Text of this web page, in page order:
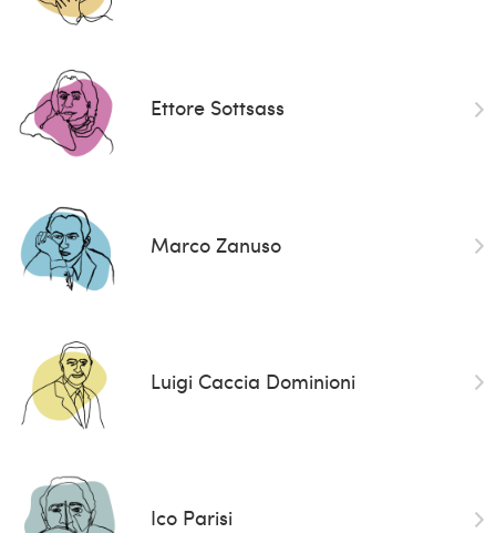
Ettore Sottsass
Marco Zanuso
Luigi Caccia Dominioni
Ico Parisi